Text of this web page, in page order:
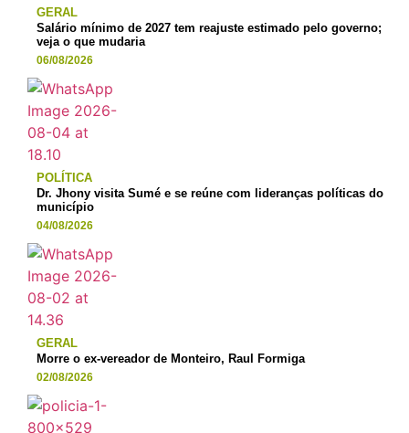
GERAL
Salário mínimo de 2027 tem reajuste estimado pelo governo;
veja o que mudaria
06/08/2026
POLÍTICA
Dr. Jhony visita Sumé e se reúne com lideranças políticas do
município
04/08/2026
GERAL
Morre o ex-vereador de Monteiro, Raul Formiga
02/08/2026